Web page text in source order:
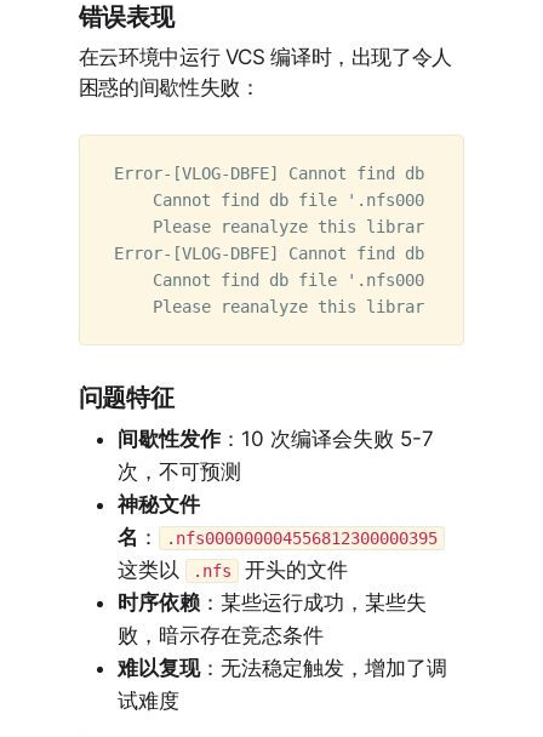
错误表现
在云环境中运行 VCS 编译时，出现了令人
困惑的间歇性失败：
Error-[VLOG-DBFE] Cannot find db file
Cannot find db file
    Please reanalyze this library.
Error-[VLOG-DBFE] Cannot find db file
Cannot find db file
问题特征
间歇性发作：10 次编译会失败 5-7
次，不可预测
神秘文件
名 ： .nfs000000004556812300000395
这类以 .nfs
开头的文件
时序依赖：某些运行成功，某些失
败，暗示存在竞态条件
难以复现：无法稳定触发，增加了调
试难度